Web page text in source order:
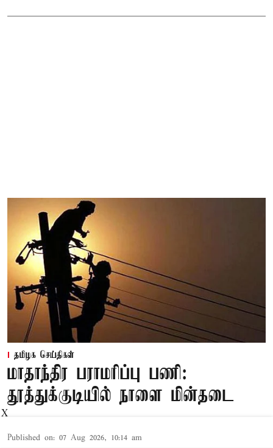
தமிழக செய்திகள்
மாதாந்திர பராமரிப்பு பணி:
தூத்துக்குடியில் நாளை மின்தடை
Published on: 07 Aug 2026, 10:14 am
X